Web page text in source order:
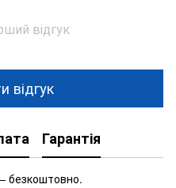
відгук
відгук
Гарантія
безкоштовно.